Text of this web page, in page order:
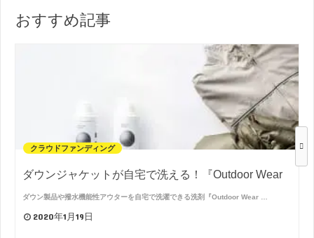
おすすめ記事
クラウドファンディング
ダウンジャケットが自宅で洗える！『Outdoor Wear
ダウン製品や撥水機能性アウターを自宅で洗濯できる洗剤『Outdoor Wear …
2020年1月19日